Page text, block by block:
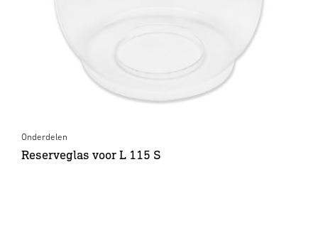
Onderdelen
Reserveglas voor L 115 S